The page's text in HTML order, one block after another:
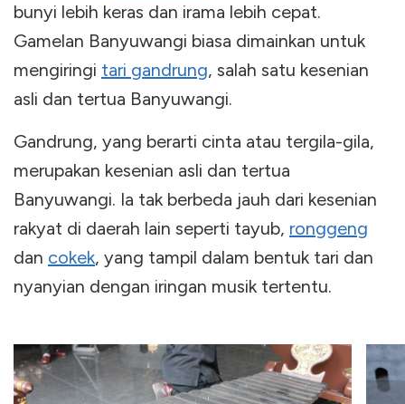
bunyi lebih keras dan irama lebih cepat.
Gamelan Banyuwangi biasa dimainkan untuk
mengiringi tari gandrung, salah satu kesenian
asli dan tertua Banyuwangi.
Gandrung, yang berarti cinta atau tergila-gila,
merupakan kesenian asli dan tertua
Banyuwangi. Ia tak berbeda jauh dari kesenian
rakyat di daerah lain seperti tayub, ronggeng
dan cokek, yang tampil dalam bentuk tari dan
nyanyian dengan iringan musik tertentu.